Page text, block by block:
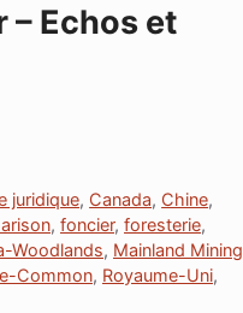
– Echos et
juridique, Canada, Chine,
, foncier, foresterie,
Woodlands, Mainland Mining
Common, Royaume-Uni,